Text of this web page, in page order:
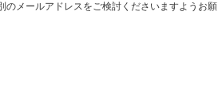
のメールアドレスをご検討くださいますようお願